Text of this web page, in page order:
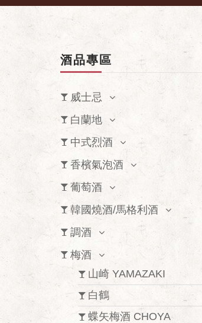
酒品專區
威士忌
白蘭地
中式烈酒
香檳氣泡酒
葡萄酒
韓國燒酒/馬格利酒
調酒
梅酒
山崎 YAMAZAKI
白鶴
蝶矢梅酒 CHOYA